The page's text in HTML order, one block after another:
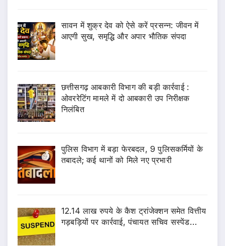
सावन में शुक्र देव को ऐसे करें प्रसन्न: जीवन में
आएगी सुख, समृद्धि और अपार भौतिक संपदा
छत्तीसगढ़ आबकारी विभाग की बड़ी कार्रवाई :
ओवररेटिंग मामले में दो आबकारी उप निरीक्षक
निलंबित
पुलिस विभाग में बड़ा फेरबदल, 9 पुलिसकर्मियों के
तबादले; कई थानों को मिले नए प्रभारी
12.14 लाख रुपये के कैश ट्रांजेक्शन समेत वित्तीय
गड़बड़ियों पर कार्रवाई, पंचायत सचिव सस्पेंड…